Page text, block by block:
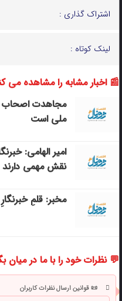
اشتراک گذاری :
لینک کوتاه :
📰 اخبار مشابه را مشاهده می
مجاهدت اصحاب
ملی است
امیر الهامی:
نقش مهمی دارند
مخبر: قلمِ
💬 نظرات خود را با ما در میان
📜 قوانین ارسال نظرات کاربران